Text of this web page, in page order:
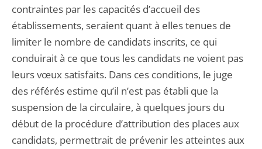
contraintes par les capacités d’accueil des
établissements, seraient quant à elles tenues de
limiter le nombre de candidats inscrits, ce qui
conduirait à ce que tous les candidats ne voient pas
leurs vœux satisfaits. Dans ces conditions, le juge
des référés estime qu’il n’est pas établi que la
suspension de la circulaire, à quelques jours du
début de la procédure d’attribution des places aux
candidats, permettrait de prévenir les atteintes aux